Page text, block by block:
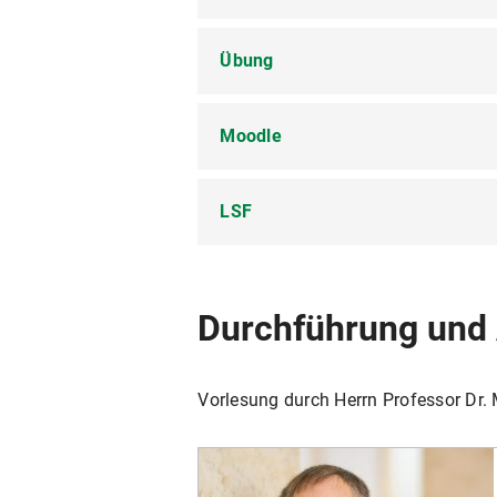
Dienstags, 10.00 - 12.00 Uhr
Übung
siehe
Moodle
Die gesamte Kursorganisation
LSF
Durchführung
Vorlesung durch Herrn Professor Dr.